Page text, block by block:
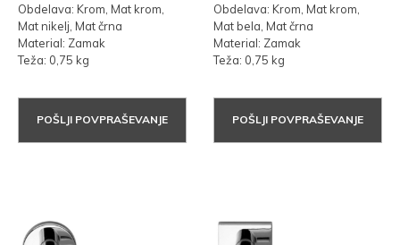
Obdelava: Krom, Mat krom,
Mat nikelj, Mat črna
Material: Zamak
Teža: 0,75 kg
POŠLJI POVPRAŠEVANJE
Obdelava: Krom, Mat krom,
Mat bela, Mat črna
Material: Zamak
Teža: 0,75 kg
POŠLJI POVPRAŠEVANJE